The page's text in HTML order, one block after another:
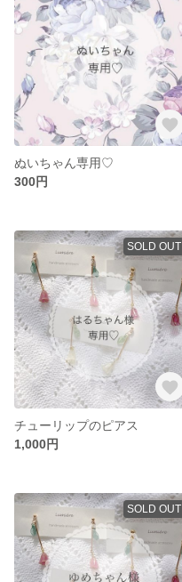
ぬいちゃん専用♡
300円
SOLD OUT
チューリップのピアス
1,000円
SOLD OUT